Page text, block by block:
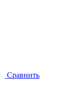
Сравнить